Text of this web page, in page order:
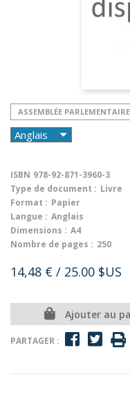
ASSEMBLÉE
ISBN 978-92-871-3960-3
Type de document : Livre
Format : Papier
Langue : Anglais
Dimensions : A4
Nombre de pages : 250
14,48 € / 25.00 $US
Ajouter au
PARTAGER :